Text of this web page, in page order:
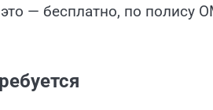
— бесплатно, по полису